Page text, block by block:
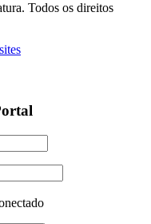
Todos os direitos